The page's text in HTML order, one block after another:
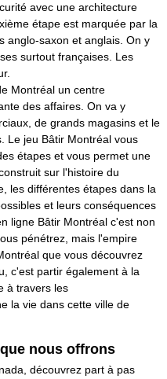
avec une architecture
étape est marquée par la
anglo-saxon et anglais. On y
surtout françaises. Les
Montréal un centre
des affaires. On va y
de grands magasins et le
Le jeu Bâtir Montréal vous
étapes et vous permet une
sur l'histoire du
les différentes étapes dans la
et leurs conséquences
ligne Bâtir Montréal c'est non
pénétrez, mais l'empire
que vous découvrez
c'est partir également à la
à travers les
la vie dans cette ville de
nous offrons
découvrez part à pas